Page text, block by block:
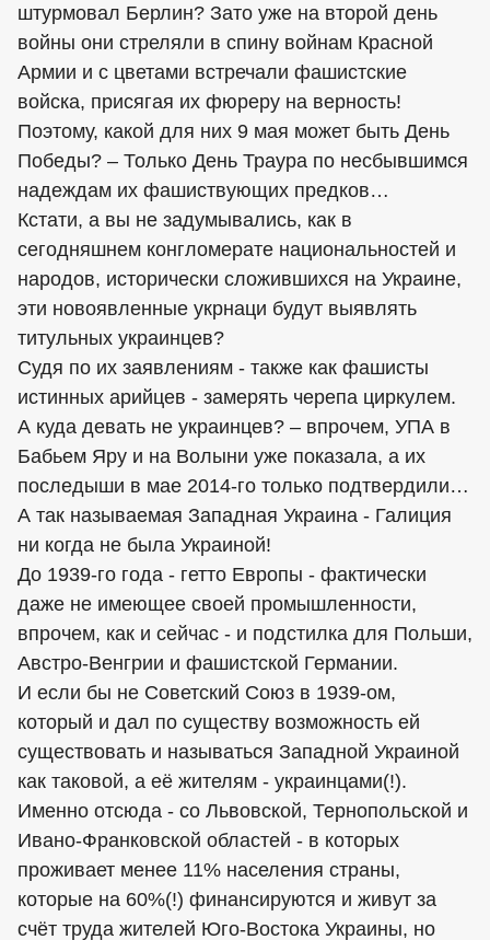
штурмовал Берлин? Зато уже на второй день
войны они стреляли в спину войнам Красной
Армии и с цветами встречали фашистские
войска, присягая их фюреру на верность!
Поэтому, какой для них 9 мая может быть День
Победы? – Только День Траура по несбывшимся
надеждам их фашиствующих предков…
Кстати, а вы не задумывались, как в
сегодняшнем конгломерате национальностей и
народов, исторически сложившихся на Украине,
эти новоявленные укрнаци будут выявлять
титульных украинцев?
Судя по их заявлениям - также как фашисты
истинных арийцев - замерять черепа циркулем.
А куда девать не украинцев? – впрочем, УПА в
Бабьем Яру и на Волыни уже показала, а их
последыши в мае 2014-го только подтвердили…
А так называемая Западная Украина - Галиция
ни когда не была Украиной!
До 1939-го года - гетто Европы - фактически
даже не имеющее своей промышленности,
впрочем, как и сейчас - и подстилка для Польши,
Австро-Венгрии и фашистской Германии.
И если бы не Советский Союз в 1939-ом,
который и дал по существу возможность ей
существовать и называться Западной Украиной
как таковой, а её жителям - украинцами(!).
Именно отсюда - со Львовской, Тернопольской и
Ивано-Франковской областей - в которых
проживает менее 11% населения страны,
которые на 60%(!) финансируются и живут за
счёт труда жителей Юго-Востока Украины, но